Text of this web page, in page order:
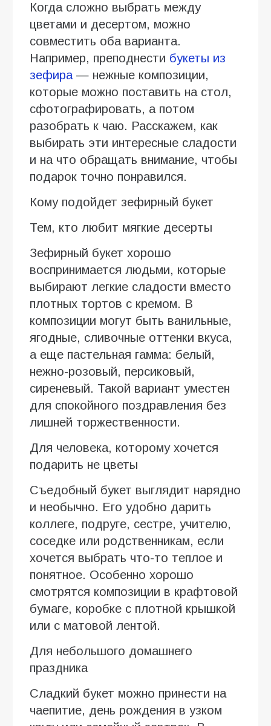
Когда сложно выбрать между
цветами и десертом, можно
совместить оба варианта.
Например, преподнести букеты из
зефира— нежные композиции,
которые можно поставить на стол,
сфотографировать, а потом
разобрать к чаю. Расскажем, как
выбирать эти интересные сладости
и на что обращать внимание, чтобы
подарок точно понравился.
Кому подойдет зефирный букет
Тем, кто любит мягкие десерты
Зефирный букет хорошо
воспринимается людьми, которые
выбирают легкие сладости вместо
плотных тортов с кремом. В
композиции могут быть ванильные,
ягодные, сливочные оттенки вкуса,
а еще пастельная гамма: белый,
нежно-розовый, персиковый,
сиреневый. Такой вариант уместен
для спокойного поздравления без
лишней торжественности.
Для человека, которому хочется
подарить не цветы
Съедобный букет выглядит нарядно
и необычно. Его удобно дарить
коллеге, подруге, сестре, учителю,
соседке или родственникам, если
хочется выбрать что-то теплое и
понятное. Особенно хорошо
смотрятся композиции в крафтовой
бумаге, коробке с плотной крышкой
или с матовой лентой.
Для небольшого домашнего
праздника
Сладкий букет можно принести на
чаепитие, день рождения в узком